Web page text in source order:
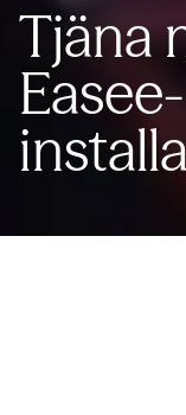
Tjäna
Easee-